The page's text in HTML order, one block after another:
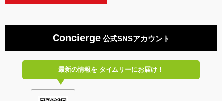
Concierge公式SNSアカウント
最新の情報をタイムリーにお届け！